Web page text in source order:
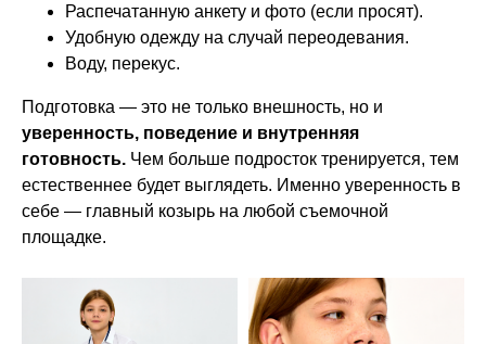
Распечатанную анкету и фото (если просят).
Удобную одежду на случай переодевания.
Воду, перекус.
Подготовка — это не только внешность, но и
уверенность, поведение и внутренняя
готовность. Чем больше подросток тренируется, тем
естественнее будет выглядеть. Именно уверенность в
себе — главный козырь на любой съемочной
площадке.